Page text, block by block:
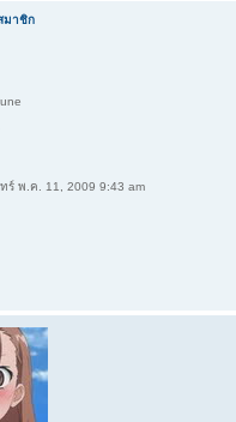
ร์ พ.ค. 11, 2009 9:43 am